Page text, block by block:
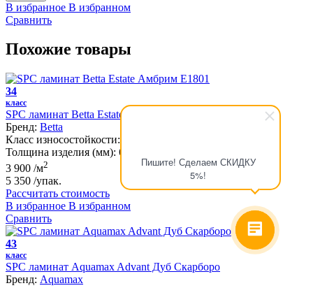
Пишите! Сделаем СКИДКУ
5%!
В избранное В избранном
Сравнить
Похожие товары
34
класс
SPC ламинат Betta Estate Амбрим E1801
Бренд: Betta
Класс износостойкости:
Толщина изделия (мм): 6
3 900 /м2
5 350 /упак.
Рассчитать стоимость
В избранное В избранном
Сравнить
43
класс
SPC ламинат Aquamax Advant Дуб Скарборо
Бренд: Aquamax